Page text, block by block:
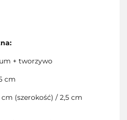
+ tworzywo
cm
(szerokość) / 2,5 cm